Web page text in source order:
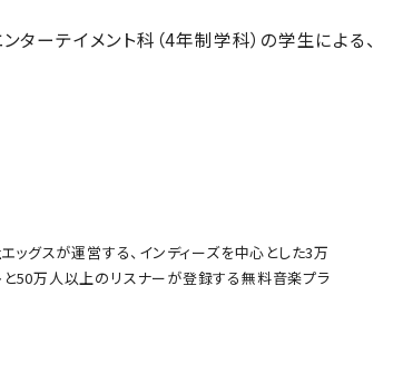
ーテイメント科（4年制学科）の学生による、
ッグスが運営する、インディーズを中心とした3万
と50万人以上のリスナーが登録する無料音楽プラ